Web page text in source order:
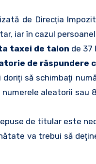
de Direcţia
iar în cazul
taxei de talon de 37
de răspundere
să schimbaţi
aleatorii sau
de titular este
va trebui să